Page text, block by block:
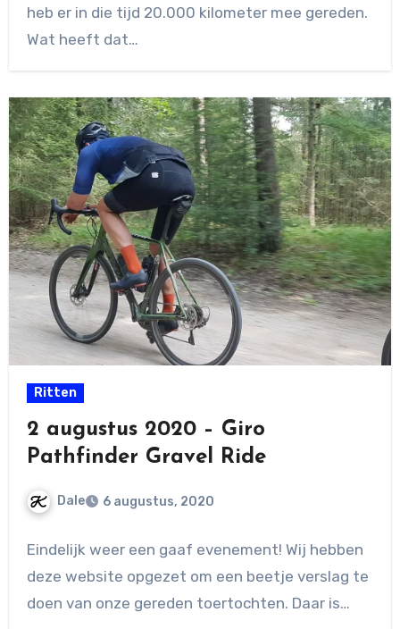
heb er in die tijd 20.000 kilometer mee gereden.
Wat heeft dat…
Ritten
2 augustus 2020 – Giro
Pathfinder Gravel Ride
Dale 6 augustus, 2020
reacties
Eindelijk weer een gaaf evenement! Wij hebben
deze website opgezet om een beetje verslag te
doen van onze gereden toertochten. Daar is…